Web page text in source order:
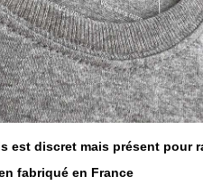
est discret mais présent pour
fabriqué en France